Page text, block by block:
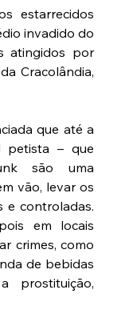
estarrecidos
invadido do
atingidos por
Cracolândia,
que até a
petista – que
são uma
vão, levar os
e controladas.
em locais
crimes, como
de bebidas
prostituição,